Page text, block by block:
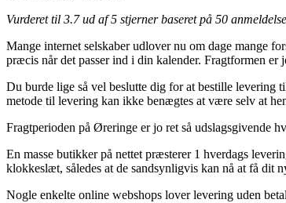
Vurderet til 3.7ud af 5 stjerner baseret på 50
Mange internet selskaber udlover nu om dage mange
præcis når det passer ind i din kalender. Fragtformen
Du burde lige så vel beslutte dig for at bestille levering
metode til levering kan ikke benægtes at være selv at
Fragtperioden på Øreringe er jo ret så udslagsgivende
En masse butikker på nettet præsterer 1 hverdags
klokkeslæt, således at de sandsynligvis kan nå at få dit
Nogle enkelte online webshops lover levering uden